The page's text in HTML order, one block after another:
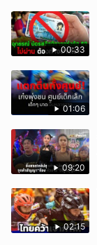
00:33
01:06
09:20
02:15